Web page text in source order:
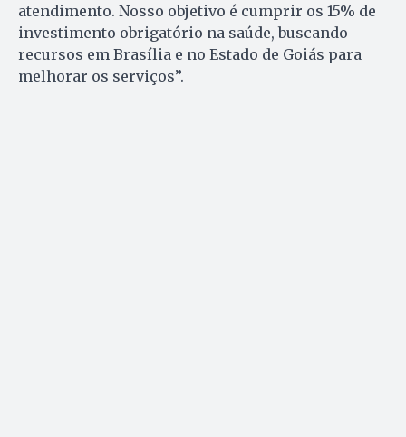
atendimento. Nosso objetivo é cumprir os 15% de
investimento obrigatório na saúde, buscando
recursos em Brasília e no Estado de Goiás para
melhorar os serviços”.